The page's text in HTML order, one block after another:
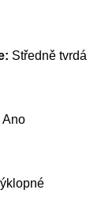
Středně tvrdá
Ano